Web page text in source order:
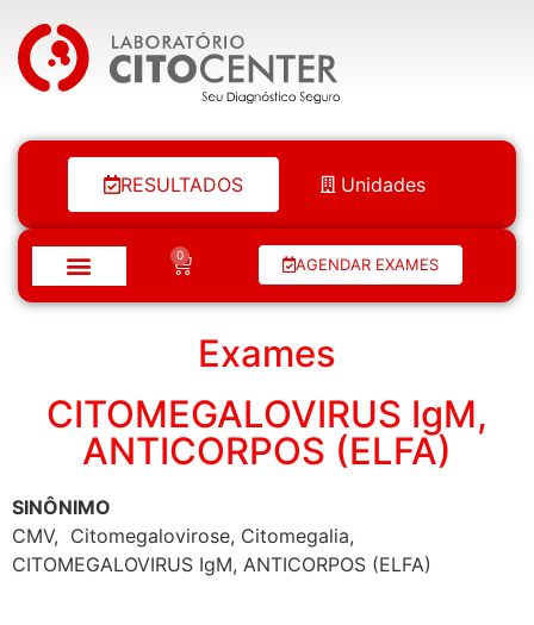
Laboratório Citocenter
RESULTADOS Unidades
0 AGENDAR EXAMES
Exames
CITOMEGALOVIRUS IgM,
ANTICORPOS (ELFA)
SINÔNIMO
CMV, Citomegalovirose, Citomegalia,
CITOMEGALOVIRUS IgM, ANTICORPOS (ELFA)